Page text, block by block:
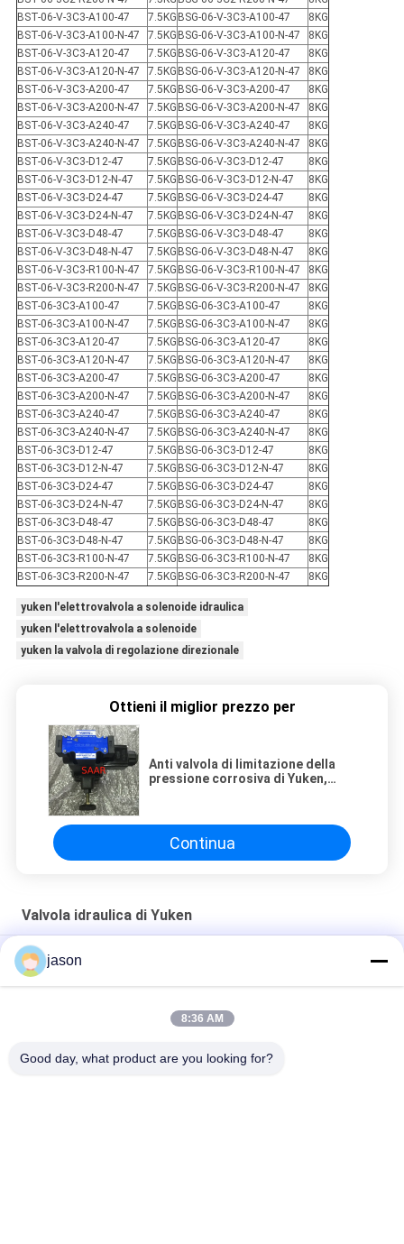
BST-06-V-3C3-A100-47
7.5KG BSG-06-V-3C3-A100-47
8KG
BST-06-V-3C3-A100-N-47
7.5KG BSG-06-V-3C3-A100-N-47
8KG
BST-06-V-3C3-A120-47
7.5KG BSG-06-V-3C3-A120-47
8KG
BST-06-V-3C3-A120-N-47
7.5KG BSG-06-V-3C3-A120-N-47
8KG
BST-06-V-3C3-A200-47
7.5KG BSG-06-V-3C3-A200-47
8KG
BST-06-V-3C3-A200-N-47
7.5KG BSG-06-V-3C3-A200-N-47
8KG
BST-06-V-3C3-A240-47
7.5KG BSG-06-V-3C3-A240-47
8KG
BST-06-V-3C3-A240-N-47
7.5KG BSG-06-V-3C3-A240-N-47
8KG
BST-06-V-3C3-D12-47
7.5KG BSG-06-V-3C3-D12-47
8KG
BST-06-V-3C3-D12-N-47
7.5KG BSG-06-V-3C3-D12-N-47
8KG
BST-06-V-3C3-D24-47
7.5KG BSG-06-V-3C3-D24-47
8KG
BST-06-V-3C3-D24-N-47
7.5KG BSG-06-V-3C3-D24-N-47
8KG
BST-06-V-3C3-D48-47
7.5KG BSG-06-V-3C3-D48-47
8KG
BST-06-V-3C3-D48-N-47
7.5KG BSG-06-V-3C3-D48-N-47
8KG
BST-06-V-3C3-R100-N-47
7.5KG BSG-06-V-3C3-R100-N-47
8KG
BST-06-V-3C3-R200-N-47
7.5KG BSG-06-V-3C3-R200-N-47
8KG
BST-06-3C3-A100-47
7.5KG BSG-06-3C3-A100-47
8KG
BST-06-3C3-A100-N-47
7.5KG BSG-06-3C3-A100-N-47
8KG
BST-06-3C3-A120-47
7.5KG BSG-06-3C3-A120-47
8KG
BST-06-3C3-A120-N-47
7.5KG BSG-06-3C3-A120-N-47
8KG
BST-06-3C3-A200-47
7.5KG BSG-06-3C3-A200-47
8KG
BST-06-3C3-A200-N-47
7.5KG BSG-06-3C3-A200-N-47
8KG
BST-06-3C3-A240-47
7.5KG BSG-06-3C3-A240-47
8KG
BST-06-3C3-A240-N-47
7.5KG BSG-06-3C3-A240-N-47
8KG
BST-06-3C3-D12-47
7.5KG BSG-06-3C3-D12-47
8KG
BST-06-3C3-D12-N-47
7.5KG BSG-06-3C3-D12-N-47
8KG
BST-06-3C3-D24-47
7.5KG BSG-06-3C3-D24-47
8KG
BST-06-3C3-D24-N-47
7.5KG BSG-06-3C3-D24-N-47
8KG
BST-06-3C3-D48-47
7.5KG BSG-06-3C3-D48-47
8KG
BST-06-3C3-D48-N-47
7.5KG BSG-06-3C3-D48-N-47
8KG
BST-06-3C3-R100-N-47
7.5KG BSG-06-3C3-R100-N-47
8KG
BST-06-3C3-R200-N-47
7.5KG BSG-06-3C3-R200-N-47 8KG
yuken l'elettrovalvola a solenoide idraulica
yuken l'elettrovalvola a solenoide
yuken la valvola di regolazione direzionale
Ottieni il miglior prezzo per
Anti valvola di limitazione della
pressione corrosiva di Yuken,
Continua
Valvola idraulica di Yuken
Pilota Operated Relief Valves di BT-06-32 BT-06-32 Yuken
Serie modulare della valvola MRA di MRA-03-H-20 Yuken
Valvola direzionale funzionante a solenoide DSG-01-2B2B-
jason
8:36 AM
Good day, what product are you looking for?